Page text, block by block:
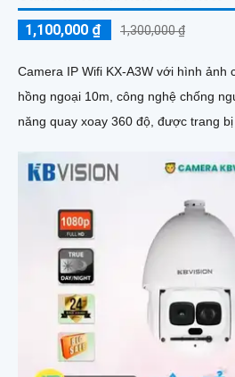
1,100,000 ₫ 1,300,000 ₫
Camera IP Wifi KX-A3W với hình ảnh
hồng ngoại 10m, công nghệ chống
năng quay xoay 360 độ, được trang